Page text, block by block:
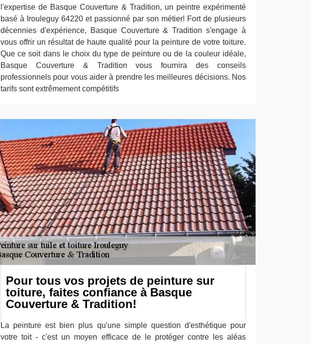
l'expertise de Basque Couverture & Tradition, un peintre expérimenté
basé à Irouleguy 64220 et passionné par son métier! Fort de plusieurs
décennies d'expérience, Basque Couverture & Tradition s'engage à
vous offrir un résultat de haute qualité pour la peinture de votre toiture.
Que ce soit dans le choix du type de peinture ou de la couleur idéale,
Basque Couverture & Tradition vous fournira des conseils
professionnels pour vous aider à prendre les meilleures décisions. Nos
tarifs sont extrêmement compétitifs
Pour tous vos projets de peinture sur
toiture, faites confiance à Basque
Couverture & Tradition!
La peinture est bien plus qu'une simple question d'esthétique pour
votre toit - c'est un moyen efficace de le protéger contre les aléas